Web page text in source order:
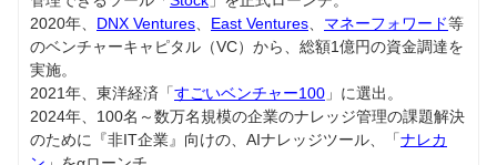
2020年、 DNX Ventures East Ventures マネーフォワード等
のベンチャーキャピタル（VC）から、総額1億円の資金調達を
実施。
2021年、東洋経済「すごいベンチャー100 」に選出。
2024年、100名～数万名規模の企業のナレッジ管理の課題解決
のために『非IT企業』向けの、AIナレッジツール、「ナレカ